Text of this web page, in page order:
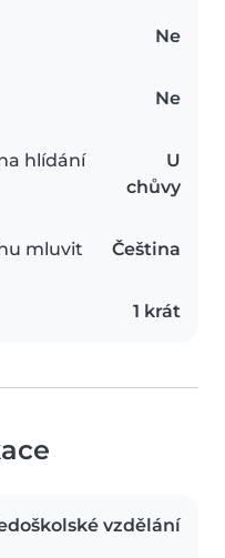
Ne
Ne
hlídání
U
chůvy
mluvit Čeština
1 krát
vzdělání